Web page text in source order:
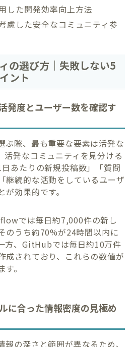
した開発効率向上方法
慮した安全なコミュニティ参
の選び方｜失敗しない5
ント
発度とユーザー数を確認す
ぶ際、最も重要な要素は活発な
活発なコミュニティを見分ける
あたりの新規投稿数」「質問
継続的な活動をしているユーザ
効果的です。
では毎日約7,000件の新し
のうち約70%が24時間以内に
方、GitHubでは毎日約10万件
成されており、これらの数値が
。
に合った情報密度の見極め
報の深さと範囲が異なるため、